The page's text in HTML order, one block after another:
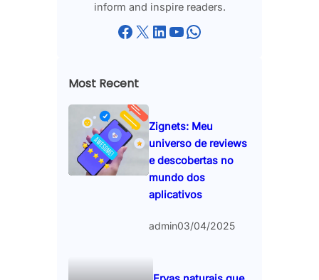
inform and inspire readers.
Facebook X LinkedIn YouTube WhatsApp
Most Recent
Zignets: Meu
universo de reviews
e descobertas no
mundo dos
aplicativos
admin03/04/2025